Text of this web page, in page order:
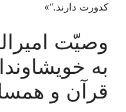
کدورت دارند.“»
وصیّت
به
قرآن و